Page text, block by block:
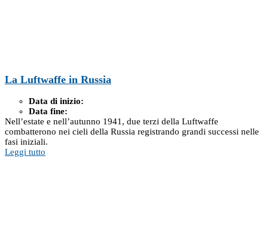
La Luftwaffe in Russia
Data di inizio:
Data fine:
Nell’estate e nell’autunno 1941, due terzi della Luftwaffe
combatterono nei cieli della Russia registrando grandi successi nelle
fasi iniziali.
Leggi tutto